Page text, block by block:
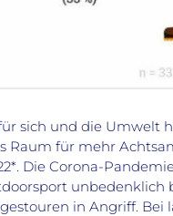
sich und die Umwelt
Raum für mehr
Die Corona-
in Angriff. Bei